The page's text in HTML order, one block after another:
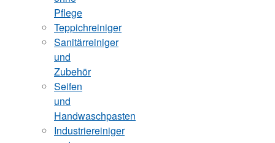
Pflege
Teppichreiniger
Sanitärreiniger
und
Zubehör
Seifen
und
Handwaschpasten
Industriereiniger